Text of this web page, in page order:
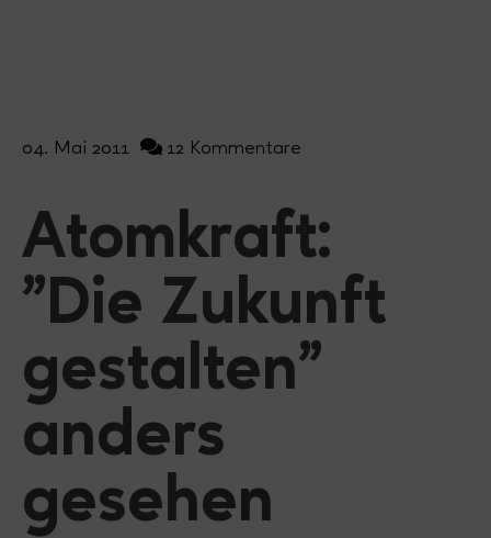
04. Mai 2011 12 Kommentare
Atomkraft:
"Die Zukunft
gestalten"
anders
gesehen